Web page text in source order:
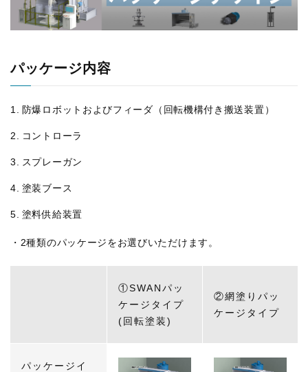
パッケージ内容
防爆ロボットおよびフィーダ（回転機構付き搬送装置）
コントローラ
スプレーガン
塗装ブース
塗料供給装置
・2種類のパッケージをお選びいただけます。
①SWANパッ
ケージタイプ
(回転塗装)
②網塗りパッ
ケージタイプ
パッケージイ